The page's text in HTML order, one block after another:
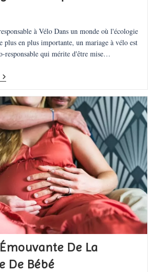
à Vélo Dans un monde où l'écologie
plus en plus importante, un mariage à vélo est
responsable qui mérite d'être mise…
De La
De Bébé